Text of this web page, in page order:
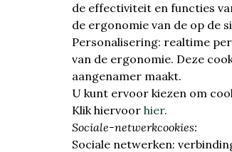
de effectiviteit en functies
de ergonomie van de op de
Personalisering: realtime
van de ergonomie. Deze
aangenamer maakt.
U kunt ervoor kiezen om
Klik hiervoor hier.
Sociale-netwerkcookies:
Sociale netwerken: